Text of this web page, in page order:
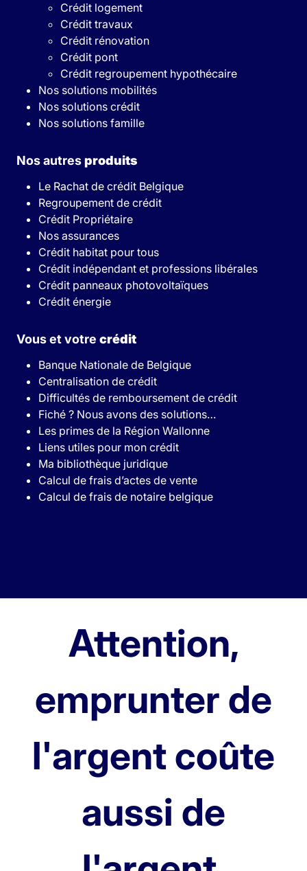
Crédit logement
Crédit travaux
Crédit rénovation
Crédit pont
Crédit regroupement hypothécaire
Nos solutions mobilités
Nos solutions crédit
Nos solutions famille
Nos autresproduits
Le Rachat de crédit Belgique
Regroupement de crédit
Crédit Propriétaire
Nos assurances
Crédit habitat pour tous
Crédit indépendant et professions libérales
Crédit panneaux photovoltaïques
Crédit énergie
Vous et votre crédit
Banque Nationale de Belgique
Centralisation de crédit
Difficultés de remboursement de crédit
Fiché ? Nous avons des solutions…
Les primes de la Région Wallonne
Liens utiles pour mon crédit
Ma bibliothèque juridique
Calcul de frais d’actes de vente
Calcul de frais de notaire belgique
Attention,
emprunter de
l'argent coûte
aussi de